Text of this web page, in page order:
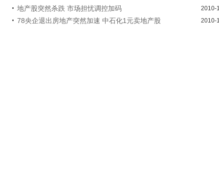
地产股突然杀跌 市场担忧调控加码
2010-
78央企退出房地产突然加速 中石化1元卖地产股 2010-